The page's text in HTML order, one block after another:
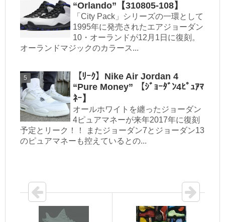
“Orlando”【310805-108】
「City Pack」シリーズの一環として
1995年に発売されたエアジョーダン
10・オーランドが12月1日に復刻。
オーランドマジックのカラース...
【ﾘｰｸ】Nike Air Jordan 4
“Pure Money” 【ｼﾞｮｰﾀﾞﾝ4ﾋﾟｭｱﾏ
ﾈｰ】
オールホワイトを纏ったジョーダン
4ピュアマネーが来年2017年に復刻
予定とリーク！！ またジョーダン7とジョーダン13
のピュアマネーも控えているとの...